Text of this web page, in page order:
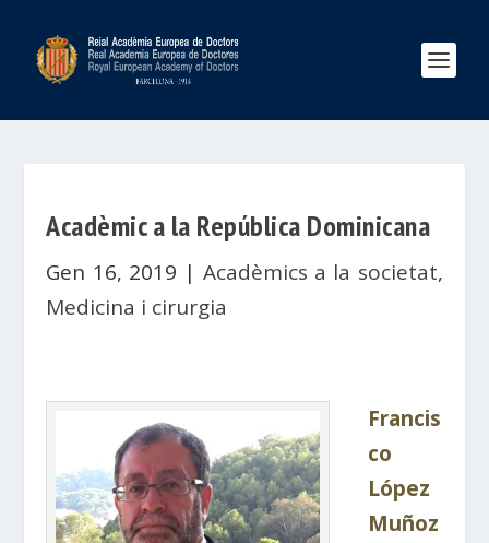
Acadèmic a la República Dominicana
Gen 16, 2019 | Acadèmics a la societat,
Medicina i cirurgia
Francis
co
López
Muñoz